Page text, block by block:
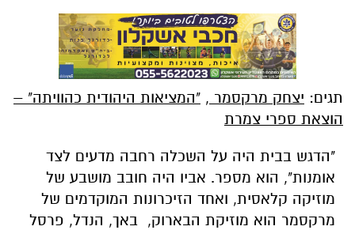
תגים: יצחק מרקסמר , "המציאות היהודית כהוויתה" –
הוצאת ספרי צמרת
"הדגש בבית היה על השכלה רחבה מדעים לצד
אומנות", הוא מספר. אביו היה חובב מושבע של
מוזיקה קלאסית, ואחד הזיכרונות המוקדמים של
מרקסמר הוא מוזיקת הבארוק, באך, הנדל, פרסל